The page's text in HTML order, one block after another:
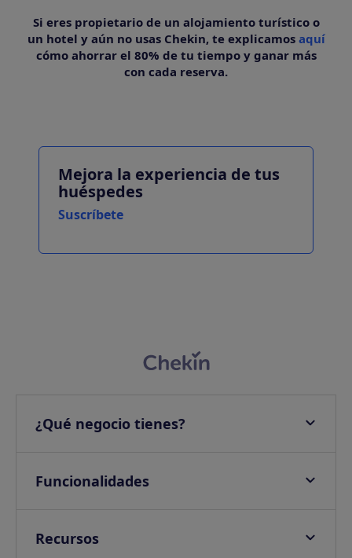
Si eres propietario de un alojamiento turístico o
un hotel y aún no usas Chekin, te explicamos aquí
cómo ahorrar el 80% de tu tiempo y ganar más
con cada reserva.
Mejora la experiencia de tus
huéspedes
Suscríbete
¿Qué negocio tienes?
Hoteles
Funcionalidades
Check-in presencial
Recursos